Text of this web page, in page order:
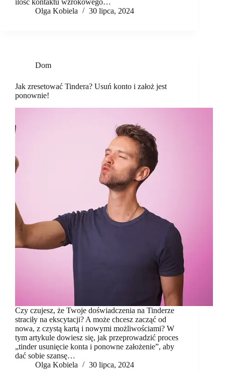
ilość kontaktu wzrokowego…
Olga Kobiela
30 lipca, 2024
Dom
Jak zresetować Tindera? Usuń konto i założ jest
ponownie!
Czy czujesz, że Twoje doświadczenia na Tinderze
straciły na ekscytacji? A może chcesz zacząć od
nowa, z czystą kartą i nowymi możliwościami? W
tym artykule dowiesz się, jak przeprowadzić proces
„tinder usunięcie konta i ponowne założenie”, aby
dać sobie szansę…
Olga Kobiela
30 lipca, 2024